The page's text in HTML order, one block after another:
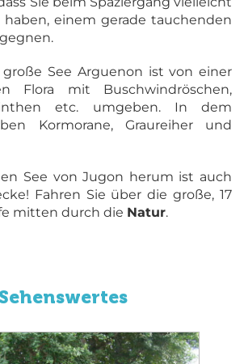
haben, einem gerade tauchenden
See Arguenon ist von einer
Flora mit Buschwindröschen,
etc. umgeben. In dem
Kormorane, Graureiher und
See von Jugon herum ist auch
Fahren Sie über die große, 17
mitten durch die Natur.